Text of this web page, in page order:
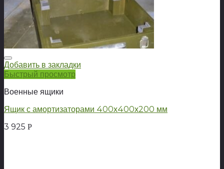
Добавить в закладки
Быстрый просмотр
Военные ящики
Ящик с амортизаторами 400х400х200 мм
3 925 Р